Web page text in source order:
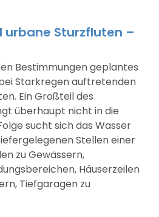
urbane Sturzfluten –
Bestimmungen geplantes
Starkregen auftretenden
Ein Großteil des
überhaupt nicht in die
sucht sich das Wasser
Stellen einer
zu Gewässern,
Häuserzeilen
Tiefgaragen zu